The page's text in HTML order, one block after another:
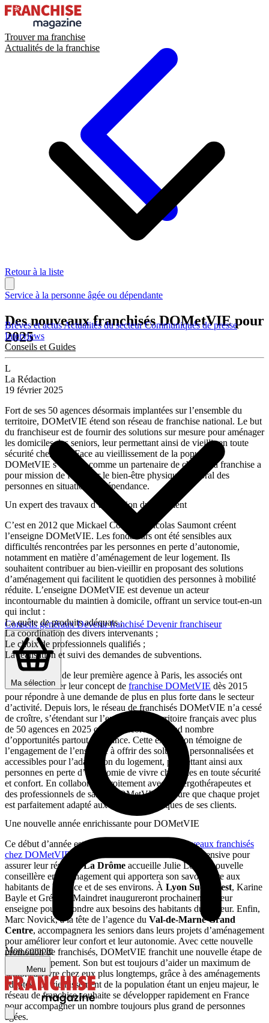
Trouver ma franchise
Actualités de la franchise
Brèves et actusActualités du secteurCommuniqués de presse
Interviews
Conseils et Guides
Conseils générauxDevenir franchisé Devenir franchiseur
Ma sélection
Mon compte
Menu
Retour à la liste
Service à la personne âgée ou dépendante
Des nouveaux franchisés DOMetVIE pour
2025
L
La Rédaction
19 février 2025
Fort de ses 50 agences désormais implantées sur l’ensemble du
territoire, DOMetVIE étend son réseau de franchise national. Le but
du franchiseur est de fournir des solutions sur mesure pour aménager
les domiciles des seniors, leur permettant ainsi de vieillir en toute
sécurité chez eux. Face au vieillissement de la population,
DOMetVIE s’affirme comme un partenaire de choix. La franchise a
pour mission de favoriser le bien-être physique et moral des
personnes en situation de dépendance.
Un expert des travaux d’adaptation du logement
C’est en 2012 que Mickael Cohen et Nicolas Saumont créent
l’enseigne DOMetVIE. Les fondateurs ont été sensibles aux
difficultés rencontrées par les personnes en perte d’autonomie,
notamment en matière d’aménagement de leur logement. Ils
souhaitent contribuer au bien-vieillir en proposant des solutions
d’aménagement qui facilitent le quotidien des personnes à mobilité
réduite. L’enseigne DOMetVIE est devenue un acteur
incontournable du maintien à domicile, offrant un service tout-en-un
qui inclut :
La quête de produits adéquats ;
La coordination des divers intervenants ;
Le choix de professionnels qualifiés ;
La réalisation et suivi des demandes de subventions.
Fort du succès de leur première agence à Paris, les associés ont
décidé de lancer leur concept de franchise DOMetVIE dès 2015
pour répondre à une demande de plus en plus forte dans le secteur
d’activité. Depuis lors, le réseau de franchisés DOMetVIE n’a cessé
de croître, s’étendant sur l’ensemble du territoire français avec plus
de 50 agences en 2025 offrant encore un grand nombre
d’opportunités partout en France. Cette expansion témoigne de
l’engagement de l’enseigne à offrir des solutions personnalisées et
accessibles pour l’adaptation du logement, permettant ainsi aux
personnes en perte d’autonomie de vivre chez elles en toute sécurité
et confort. En collaborant étroitement avec des ergothérapeutes et
des professionnels de santé, DOMetVIE s’assure que chaque projet
est parfaitement adapté aux besoins spécifiques de ses clients.
Une nouvelle année enrichissante pour DOMetVIE
Ce début d’année est marqué par l’arrivée de
nouveaux franchisés
chez DOMetVIE , qui bénéficient d’une formation intensive pour
assurer leur réussite.La Drôme accueille Julie Lotito, nouvelle
conseillère en aménagement qui apportera son savoir-faire aux
habitants de Valence et de ses environs. À Lyon Sud-Ouest, Karine
Bayle et Grégory Maindret inaugureront prochainement leur
enseigne pour répondre aux besoins des habitants du secteur. Enfin,
Marc Novick, à la tête de l’agence du Val-de-Marne Grand
Centre, accompagnera les seniors dans leurs projets d’aménagement
pour améliorer leur confort et leur autonomie. Avec cette nouvelle
promotion de franchisés, DOMetVIE franchit une nouvelle étape de
son développement. Son but est toujours d’aider un maximum de
seniors à vivre chez eux plus longtemps, grâce à des aménagements
adaptés. Le vieillissement de la population étant un enjeu majeur, le
réseau de franchise souhaite se développer rapidement en France
pour accompagner un nombre toujours plus grand de personnes
âgées.